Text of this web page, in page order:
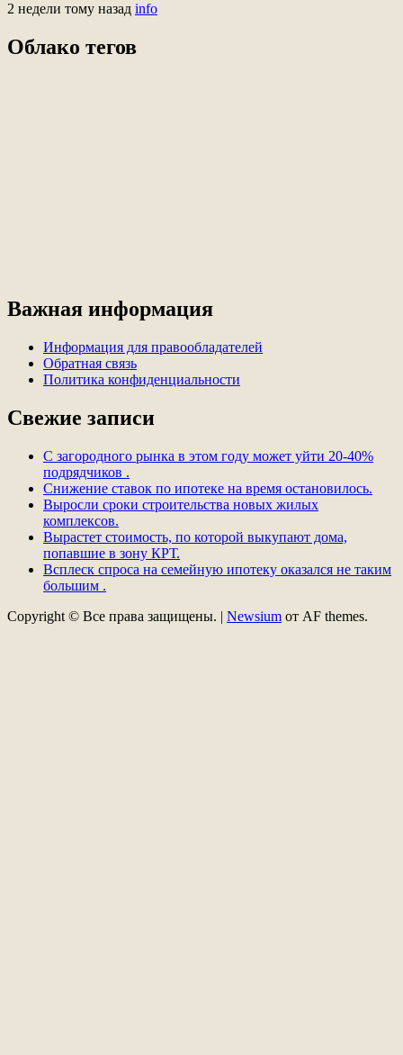
2 недели тому назад info
Облако тегов
Важная информация
Информация для правообладателей
Обратная связь
Политика конфиденциальности
Свежие записи
С загородного рынка в этом году может уйти 20-40%
подрядчиков .
Снижение ставок по ипотеке на время остановилось.
Выросли сроки строительства новых жилых
комплексов.
Вырастет стоимость, по которой выкупают дома,
попавшие в зону КРТ.
Всплеск спроса на семейную ипотеку оказался не таким
большим .
Copyright © Все права защищены. | Newsium от AF themes.